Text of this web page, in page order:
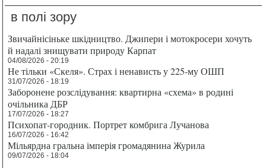
в полі зору
Звичайнісіньке шкідництво. Джипери і мотокросери хочуть
й надалі знищувати природу Карпат
04/08/2026 - 20:19
Не тільки «Скеля». Страх і ненависть у 225-му ОШП
31/07/2026 - 18:19
Заборонене розслідування: квартирна «схема» в родині
очільника ДБР
17/07/2026 - 18:27
Психопат-городник. Портрет комбрига Лучанова
16/07/2026 - 16:42
Мільярдна гральна імперія громадянина Журила
09/07/2026 - 18:04